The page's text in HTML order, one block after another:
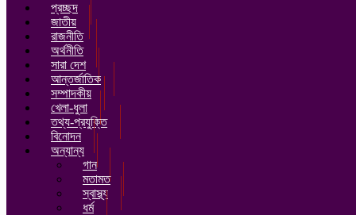
প্রচ্ছদ
জাতীয়
রাজনীতি
অর্থনীতি
সারা দেশ
আন্তর্জাতিক
সম্পাদকীয়
খেলা-ধুলা
তথ্য-প্রযুক্তি
বিনোদন
অন্যান্য
গান
মতামত
স্বাস্থ্য
ধর্ম